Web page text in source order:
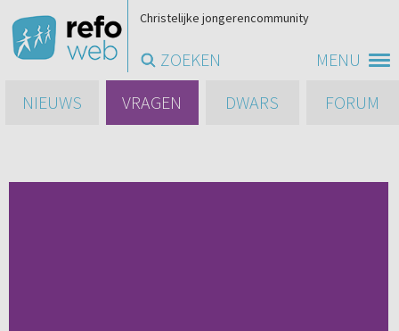
MENU
Christelijke jongerencommunity
ZOEKEN
NIEUWS
VRAGEN DWARS FORUM